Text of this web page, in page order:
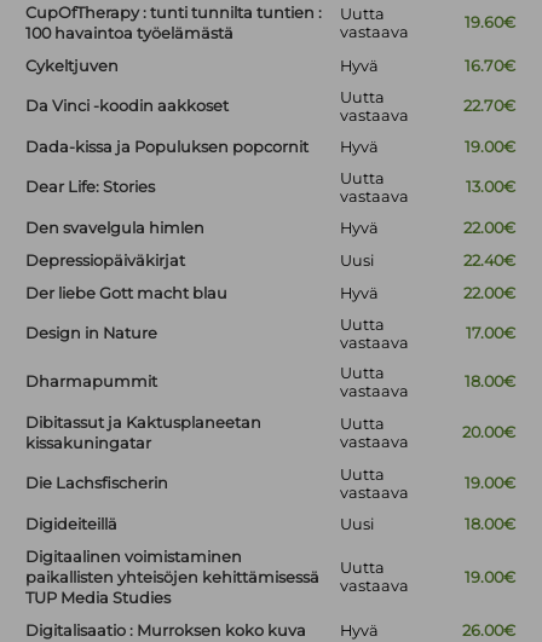
CupOfTherapy : tunti tunnilta tuntien :
100 havaintoa työelämästä
Uutta
vastaava
19.60€
Cykeltjuven Hyvä 16.70€
Da Vinci -koodin aakkoset
Uutta
vastaava
22.70€
Dada-kissa ja Populuksen popcornit Hyvä 19.00€
Dear Life: Stories
Uutta
vastaava
13.00€
Den svavelgula himlen Hyvä
22.00€
Depressiopäiväkirjat
Uusi
22.40€
Der liebe Gott macht blau
Hyvä 22.00€
Design in Nature
Uutta
vastaava
17.00€
Dharmapummit
Uutta
vastaava
18.00€
Dibitassut ja Kaktusplaneetan
kissakuningatar
Uutta
vastaava
20.00€
Die Lachsfischerin
Uutta
vastaava
19.00€
Digideiteillä Uusi
18.00€
Digitaalinen voimistaminen
paikallisten yhteisöjen kehittämisessä
TUP Media Studies
Uutta
vastaava
19.00€
Digitalisaatio : Murroksen koko kuva Hyvä 26.00€